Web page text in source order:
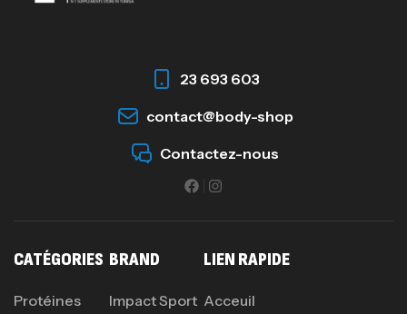
23 693 603
contact@body-shop
Contactez-nous
CATÉGORIES
Protéines
BRAND
Impact Sport
LIEN RAPIDE
Acceuil